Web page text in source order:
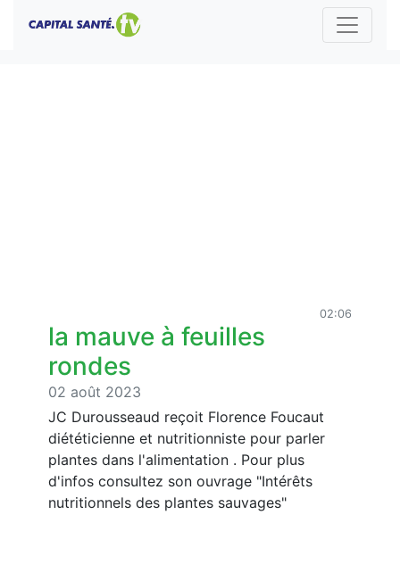
02:06
la mauve à feuilles
rondes
02 août 2023
JC Durousseaud reçoit Florence Foucaut
diététicienne et nutritionniste pour parler
plantes dans l'alimentation . Pour plus
d'infos consultez son ouvrage "Intérêts
nutritionnels des plantes sauvages"